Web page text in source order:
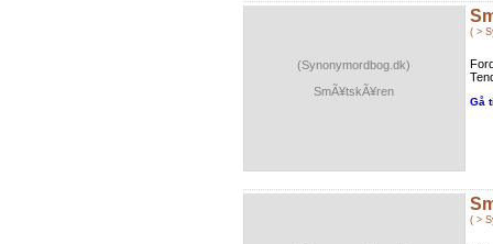
(Synonymordbog.dk)
SmÃ¥tskÃ¥ren
( >
Gå
( >